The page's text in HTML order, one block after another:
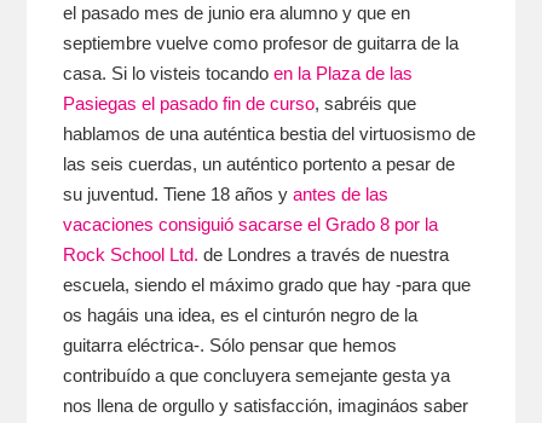
el pasado mes de junio era alumno y que en
septiembre vuelve como profesor de guitarra de la
casa. Si lo visteis tocandoen la Plaza de las
Pasiegas el pasado fin de curso, sabréis que
hablamos de una auténtica bestia del virtuosismo de
las seis cuerdas, un auténtico portento a pesar de
su juventud. Tiene 18 años yantes de las
vacaciones consiguió sacarse el Grado 8 por la
Rock School Ltd. de Londres a través de nuestra
escuela, siendo el máximo grado que hay -para que
os hagáis una idea, es el cinturón negro de la
guitarra eléctrica-. Sólo pensar que hemos
contribuído a que concluyera semejante gesta ya
nos llena de orgullo y satisfacción, imagináos saber